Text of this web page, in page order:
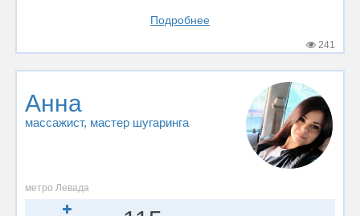
Подробнее
241
Анна
массажист, мастер шугаринга
метро Левада